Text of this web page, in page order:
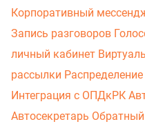
Корпоративный
Запись разговоров
личный кабинет
рассылки
Интеграция с ОПДкРК
Автосекретарь Обратный